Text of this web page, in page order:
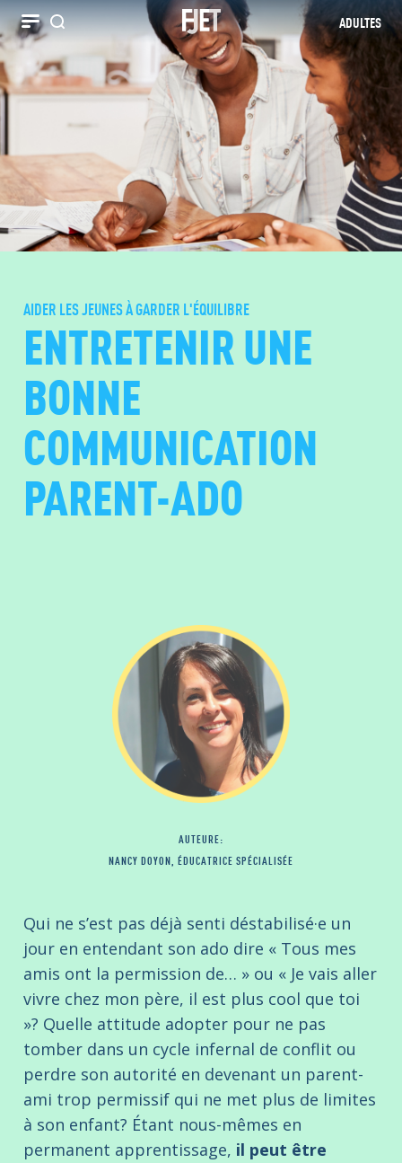
Recherche ADULTES
AIDER LES JEUNES À GARDER L'ÉQUILIBRE
ENTRETENIR UNE
BONNE
COMMUNICATION
PARENT-ADO
AUTEURE:
NANCY DOYON, ÉDUCATRICE SPÉCIALISÉE
Qui ne s’est pas déjà senti déstabilisé·e un
jour en entendant son ado dire « Tous mes
amis ont la permission de… » ou « Je vais aller
vivre chez mon père, il est plus cool que toi
»? Quelle attitude adopter pour ne pas
tomber dans un cycle infernal de conflit ou
perdre son autorité en devenant un parent-
ami trop permissif qui ne met plus de limites
à son enfant? Étant nous-mêmes en
permanent apprentissage, il peut être